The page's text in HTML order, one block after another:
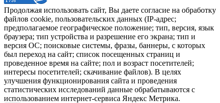
Продолжая использовать сайт, Вы даете согласие на обработку
файлов cookie, пользовательских данных (IP-адрес;
предполагаемое географическое положение; тип, версия, язык
браузера; тип устройства и разрешение его экрана; тип и
версия ОС; поисковые системы, фразы, баннеры, с которых
был переход на сайт; список посещенных страниц и
проведенное время на сайте; пол и возраст посетителей;
интересы посетителей; скачивание файлов). В целях
улучшения функционирования сайта и проведения
статистических исследований данные обрабатываются с
использованием интернет-сервиса Яндекс Метрика.